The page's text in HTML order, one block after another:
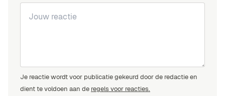
Je reactie wordt voor publicatie gekeurd door de redactie en
dient te voldoen aan de regels voor reacties.